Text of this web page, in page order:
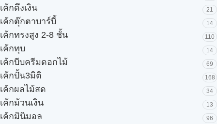
เค้กดึงเงิน 21
เค้กตุ๊กตาบาร์บี้ 14
เค้กทรงสูง 2-8 ชั้น 110
เค้กทุบ 14
เค้กบีบครีมดอกไม้ 69
เค้กปั้น3มิติ 168
เค้กผลไม้สด 34
เค้กม้วนเงิน 13
เค้กมินิมอล 96